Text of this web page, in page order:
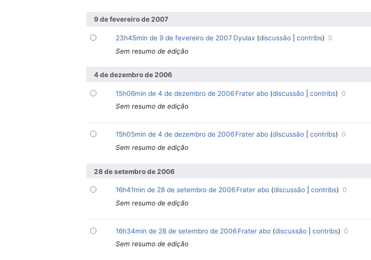
9 de fevereiro de 2007
23h45min de 9 de fevereiro de 2007 Dyulax discussão contribs
0
Sem resumo de edição
4 de dezembro de 2006
15h06min de 4 de dezembro de 2006Frater abo discussão contribs
0
Sem resumo de edição
15h05min de 4 de dezembro de 2006Frater abo discussão contribs
0
Sem resumo de edição
28 de setembro de 2006
16h41min de 28 de setembro de 2006Frater abo discussão contribs
0
Sem resumo de edição
16h34min de 28 de setembro de 2006Frater abo discussão contribs
0
Sem resumo de edição